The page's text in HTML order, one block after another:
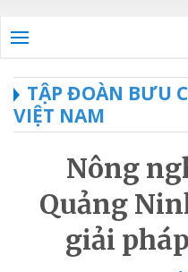
TẬP ĐOÀN BƯU
VIỆT NAM
Nông
Quảng
giải